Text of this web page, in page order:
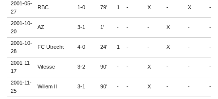
2001-05-
27
RBC 1-0 79' 1 - X - X -
2001-10-
20
AZ 3-1 1' - - - X - -
2001-10-
28
FC Utrecht 4-0 24' 1 - - X - -
2001-11-
17
Vitesse 3-2 90' - - X - - -
2001-11-
25
Willem II 3-1 90' - - X - - -